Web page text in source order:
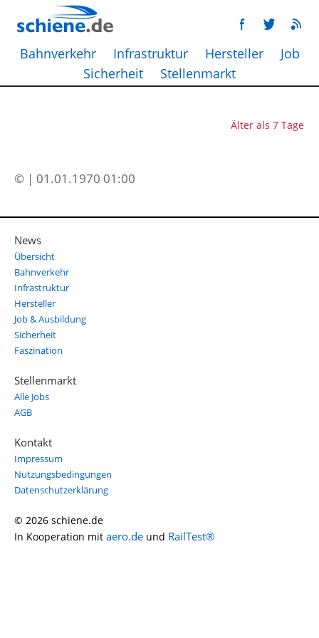
Bahnverkehr Infrastruktur Hersteller
Job
Sicherheit
Stellenmarkt
Älter als 7 Tage
© | 01.01.1970 01:00
News
Übersicht
Bahnverkehr
Infrastruktur
Hersteller
Job & Ausbildung
Sicherheit
Faszination
Stellenmarkt
Alle Jobs
AGB
Kontakt
Impressum
Nutzungsbedingungen
Datenschutzerklärung
© 2026 schiene.de
In Kooperation mit aero.de und RailTest®